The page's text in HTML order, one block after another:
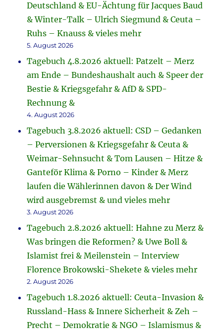
Deutschland & EU-Ächtung für Jacques Baud
& Winter-Talk – Ulrich Siegmund & Ceuta –
Ruhs – Knauss & vieles mehr
5. August 2026
Tagebuch 4.8.2026 aktuell: Patzelt – Merz
am Ende – Bundeshaushalt auch & Speer der
Bestie & Kriegsgefahr & AfD & SPD-
Rechnung &
4. August 2026
Tagebuch 3.8.2026 aktuell: CSD – Gedanken
– Perversionen & Kriegsgefahr & Ceuta &
Weimar-Sehnsucht & Tom Lausen – Hitze &
Ganteför Klima & Porno – Kinder & Merz
laufen die Wählerinnen davon & Der Wind
wird ausgebremst & und vieles mehr
3. August 2026
Tagebuch 2.8.2026 aktuell: Hahne zu Merz &
Was bringen die Reformen? & Uwe Boll &
Islamist frei & Meilenstein – Interview
Florence Brokowski-Shekete & vieles mehr
2. August 2026
Tagebuch 1.8.2026 aktuell: Ceuta-Invasion &
Russland-Hass & Innere Sicherheit & Zeh –
Precht – Demokratie & NGO – Islamismus &